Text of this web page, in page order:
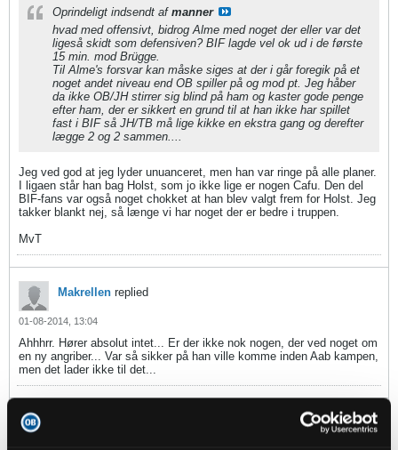
Oprindeligt indsendt af manner
hvad med offensivt, bidrog Alme med noget der eller var det
ligeså skidt som defensiven? BIF lagde vel ok ud i de første
15 min. mod Brügge.
Til Alme's forsvar kan måske siges at der i går foregik på et
noget andet niveau end OB spiller på og mod pt. Jeg håber
da ikke OB/JH stirrer sig blind på ham og kaster gode penge
efter ham, der er sikkert en grund til at han ikke har spillet
fast i BIF så JH/TB må lige kikke en ekstra gang og derefter
lægge 2 og 2 sammen....
Jeg ved god at jeg lyder unuanceret, men han var ringe på alle planer.
I ligaen står han bag Holst, som jo ikke lige er nogen Cafu. Den del
BIF-fans var også noget chokket at han blev valgt frem for Holst. Jeg
takker blankt nej, så længe vi har noget der er bedre i truppen.
MvT
Makrellen replied
01-08-2014, 13:04
Ahhhrr. Hører absolut intet... Er der ikke nok nogen, der ved noget om
en ny angriber... Var så sikker på han ville komme inden Aab kampen,
men det lader ikke til det...